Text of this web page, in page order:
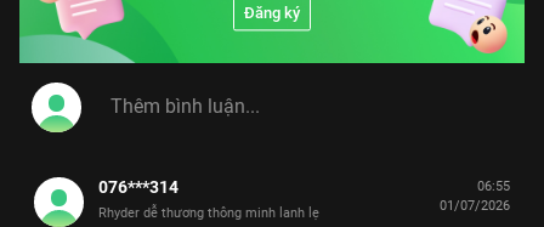
Đăng ký
076***314
Rhyder dễ thương thông minh lanh lẹ
06:55
01/07/2026